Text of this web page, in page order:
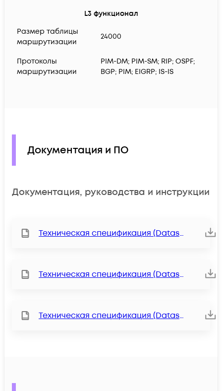
L3 функционал
Размер таблицы
маршрутизации
24000
Протоколы
маршрутизации
PIM-DM; PIM-SM; RIP; OSPF;
BGP; PIM; EIGRP; IS-IS
Документация и ПО
Документация, руководства и инструкции
Техническая спецификация (Datasheet)
Техническая спецификация (Datasheet)
Техническая спецификация (Datasheet)